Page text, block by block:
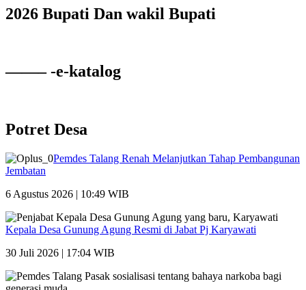
2026 Bupati Dan wakil Bupati
——– -e-katalog
Potret Desa
Pemdes Talang Renah Melanjutkan Tahap Pembangunan
Jembatan
6 Agustus 2026 | 10:49 WIB
Kepala Desa Gunung Agung Resmi di Jabat Pj Karyawati
30 Juli 2026 | 17:04 WIB